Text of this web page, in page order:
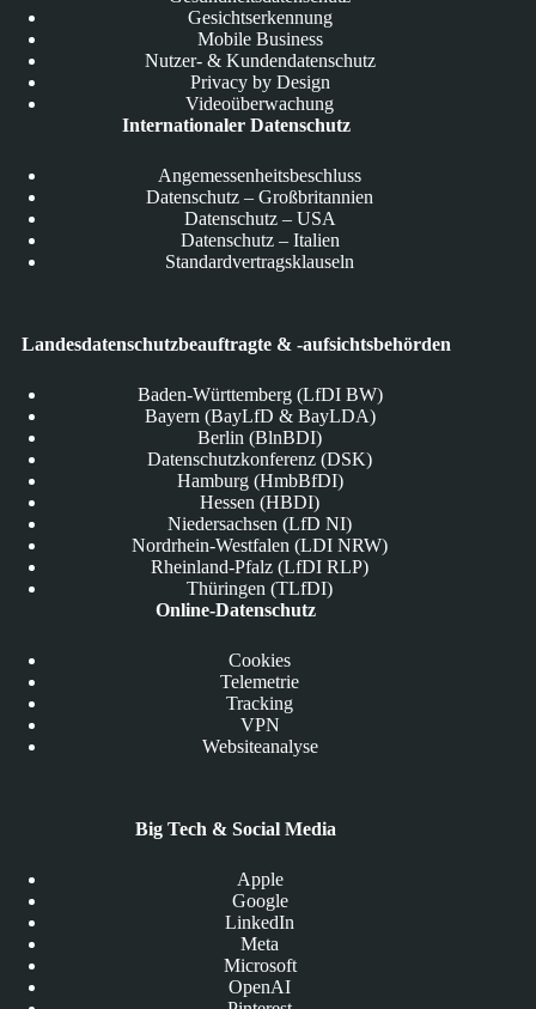
Gesichtserkennung
Mobile Business
Nutzer- & Kundendatenschutz
Privacy by Design
Videoüberwachung
Internationaler Datenschutz
Angemessenheitsbeschluss
Datenschutz – Großbritannien
Datenschutz – USA
Datenschutz – Italien
Standardvertragsklauseln
Landesdatenschutzbeauftragte & -aufsichtsbehörden
Baden-Württemberg (LfDI BW)
Bayern (BayLfD & BayLDA)
Berlin (BlnBDI)
Datenschutzkonferenz (DSK)
Hamburg (HmbBfDI)
Hessen (HBDI)
Niedersachsen (LfD NI)
Nordrhein-Westfalen (LDI NRW)
Rheinland-Pfalz (LfDI RLP)
Thüringen (TLfDI)
Online-Datenschutz
Cookies
Telemetrie
Tracking
VPN
Websiteanalyse
Big Tech & Social Media
Apple
Google
LinkedIn
Meta
Microsoft
OpenAI